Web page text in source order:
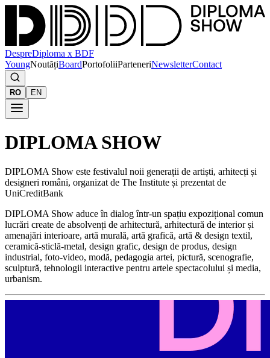
DespreDiploma x BDF
YoungNoutățiBoardPortofoliiParteneriNewsletterContact
RO EN
DIPLOMA SHOW
DIPLOMA Show este festivalul noii generații de artiști, arhitecți și
designeri români, organizat de The Institute și prezentat de
UniCreditBank
DIPLOMA Show aduce în dialog într-un spațiu expozițional comun
lucrări create de absolvenți de arhitectură, arhitectură de interior și
amenajări interioare, artă murală, artă grafică, artă & design textil,
ceramică-sticlă-metal, design grafic, design de produs, design
industrial, foto-video, modă, pedagogia artei, pictură, scenografie,
sculptură, tehnologii interactive pentru artele spectacolului și media,
urbanism.